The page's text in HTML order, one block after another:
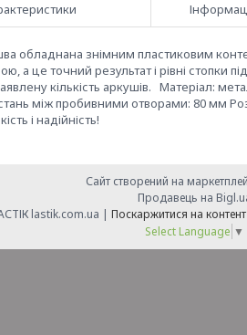
обладнана знімним пластиковим
а це точний результат і рівні стопки
кількість аркушів. Матеріал:
між пробивними отворами: 80 мм
і надійність!
Сайт створений на
Продавець на
ЛАСТІК lastik.com.ua | Поскаржитися на контент
Select Language ▼